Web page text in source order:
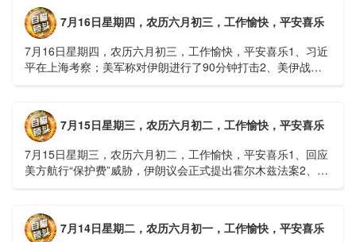
7月16日星期四，农历六月初三，工作愉快，平安喜乐
7月16日星期四，农历六月初三，工作愉快，平安喜乐1、习近
平在上海考察；美军称对伊朗进行了90分钟打击2、美伊战争
7月15日星期三，农历六月初二，工作愉快，平安喜乐
7月15日星期三，农历六月初二，工作愉快，平安喜乐1、回应
美方航行“保护费”威胁，伊朗议会正式提出霍尔木兹法案2、全
7月14日星期二，农历六月初一，工作愉快，平安喜乐